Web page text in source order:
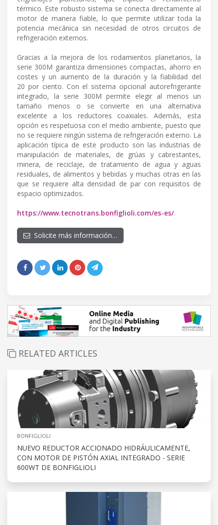
térmico. Este robusto sistema se conecta directamente al
motor de manera fiable, lo que permite utilizar toda la
potencia mecánica sin necesidad de otros circuitos de
refrigeración externos.
Gracias a la mejora de los rodamientos planetarios, la
serie 300M garantiza dimensiones compactas, ahorro en
costes y un aumento de la duración y la fiabilidad del
20 por ciento. Con el sistema opcional autorefrigerante
integrado, la serie 300M permite elegir al menos un
tamaño menos o se convierte en una alternativa
excelente a los reductores coaxiales. Además, esta
opción es respetuosa con el medio ambiente, puesto que
no se requiere ningún sistema de refrigeración externo. La
aplicación típica de este producto son las industrias de
manipulación de materiales, de grúas y cabrestantes,
minera, de reciclaje, de tratamiento de agua y aguas
residuales, de alimentos y bebidas y muchas otras en las
que se requiere alta densidad de par con requisitos de
espacio optimizados.
https://www.tecnotrans.bonfiglioli.com/es-es/
Solicite más información…
RELATED ARTICLES
BONFIGLIOLI
NUEVO REDUCTOR ACCIONADO HIDRÁULICAMENTE,
CON MOTOR DE PISTÓN AXIAL INTEGRADO - SERIE
600WT DE BONFIGLIOLI